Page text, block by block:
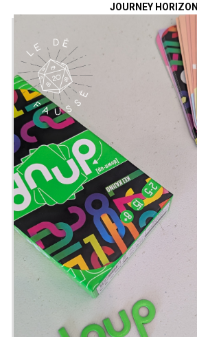
JOURNEY HORIZON